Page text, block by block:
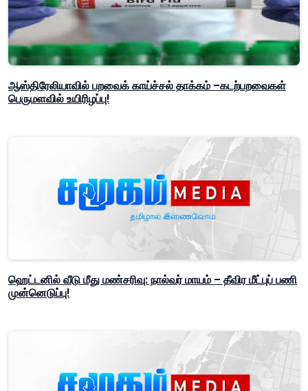
ஆஸ்திரேலியாவில் பறவைக் காய்ச்சல் தாக்கம் –கடற்பறவைகள்
பெருமளவில் உயிரிழப்பு!
ஹெட்டனில் வீடு மீது மண்சரிவு: நால்வர் மாயம் – தீவிர மீட்புப் பணி
முன்னெடுப்பு!